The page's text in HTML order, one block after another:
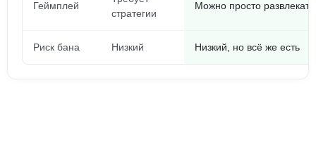
Геймплей
стратегии
Можно просто
Риск бана Низкий Низкий, но всё же есть